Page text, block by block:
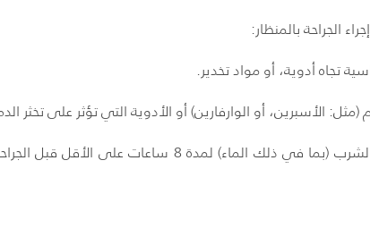
الجراحة بالمنظار:
تجاه أدوية، أو مواد تخدير.
الأسبرين، أو الوارفارين) أو الأدوية التي تؤثر على تخثر
الصيام قبل الجراحة عن الأكل، أو الشرب (بما في ذلك